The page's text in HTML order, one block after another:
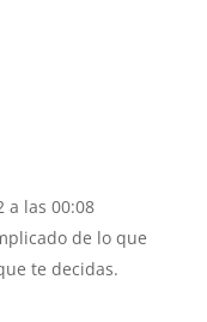
a las 00:08
de lo que
te decidas.